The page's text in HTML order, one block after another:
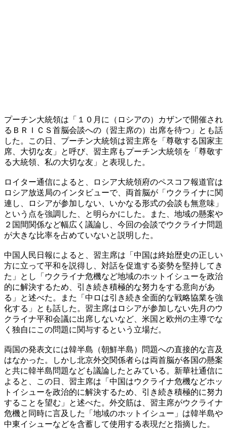
プーチン大統領は「１０月に（ロシアの）カザンで開催され
るＢＲＩＣＳ首脳会談への（習主席の）出席を待つ」とも話
した。この日、プーチン大統領は習主席を「尊敬する国家主
席、大切な友」と呼び、習主席もプーチン大統領を「尊敬す
る大統領、私の大切な友」と表現した。
ロイター通信によると、ロシア大統領府のペスコフ報道官は
ロシア放送局のインタビューで、両首脳が「ウクライナに関
連し、ロシアが参加しない、いかなる形式の会談も無意味」
という点を強調した、と明らかにした。また、地域の懸案や
２国間関係など幅広く議論し、今回の会談でウクライナ問題
が大きな比率を占めていないと説明した。
中国人民日報によると、習主席は「中国は終始歴史の正しい
方に立って平和を説得し、対話を促進する姿勢を堅持してき
た」とし「ウクライナ危機など地域のホットイシューを政治
的に解決するため、引き続き積極的な努力をする意向があ
る」と述べた。また「中ロは引き続き全面的な戦略協業を強
化する」とも話した。習主席はロシアが参加しない先月のウ
クライナ平和会議に出席しないなど、米国と欧州の主導でな
く独自にこの問題に関与するという立場だ。
両国の発表文には韓半島（朝鮮半島）問題への直接的な言及
はなかった。しかし北京外交関係者らは両首脳が各国の懸案
と共に韓半島問題なども議論したとみている。新華社通信に
よると、この日、習主席は「中国はウクライナ危機などホッ
トイシューを政治的に解決するため、引き続き積極的に努力
することを望む」と述べた。外交筋は、習主席がウクライナ
危機と同時に言及した「地域のホットイシュー」は韓半島や
中東イシューなどを含蓄して使用する表現だと指摘した。